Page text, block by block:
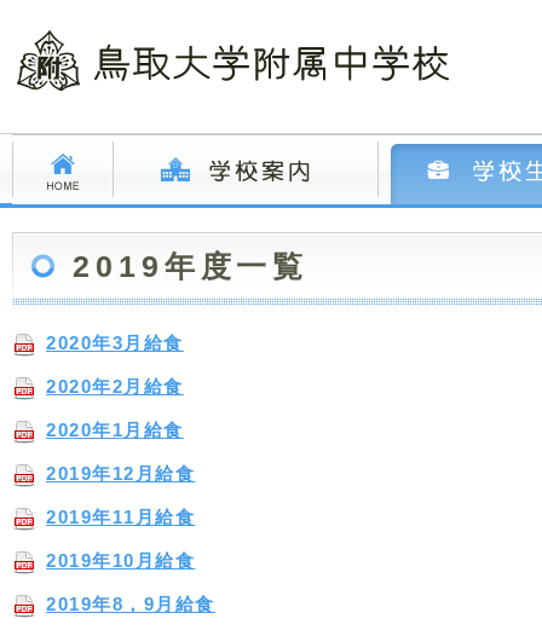
2019年度一覧
2020年3月給食
2020年2月給食
2020年1月給食
2019年12月給食
2019年11月給食
2019年10月給食
2019年8，9月給食